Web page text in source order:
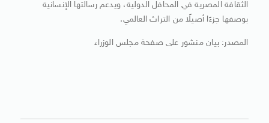
الثقافة المصرية في المحافل الدولية، ويدعم رسالتها الإنسانية
بوصفها جزءًا أصيلًا من التراث العالمي.
المصدر: بيان منشور على صفحة مجلس الوزراء